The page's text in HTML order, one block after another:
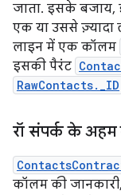
जाता. इसके बजाय,
एक या उससे ज़्यादा
लाइन में एक कॉलम
इसकी पैरंट
RawContacts._ID
रॉ संपर्क के
कॉलम की